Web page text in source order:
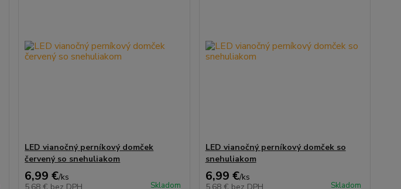
LED vianočný perníkový domček
červený so snehuliakom
6,99 €/ks
Skladom
LED vianočný perníkový domček so
snehuliakom
6,99 €/ks
Skladom